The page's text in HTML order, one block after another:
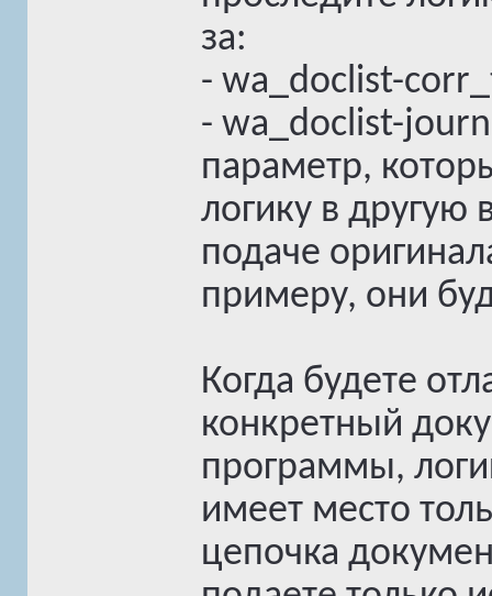
за:
- wa_doclist-
- wa_doclist-
параметр,
логику в другую
подаче
примеру, они
Когда будете
конкретный
программы,
имеет место
цепочка